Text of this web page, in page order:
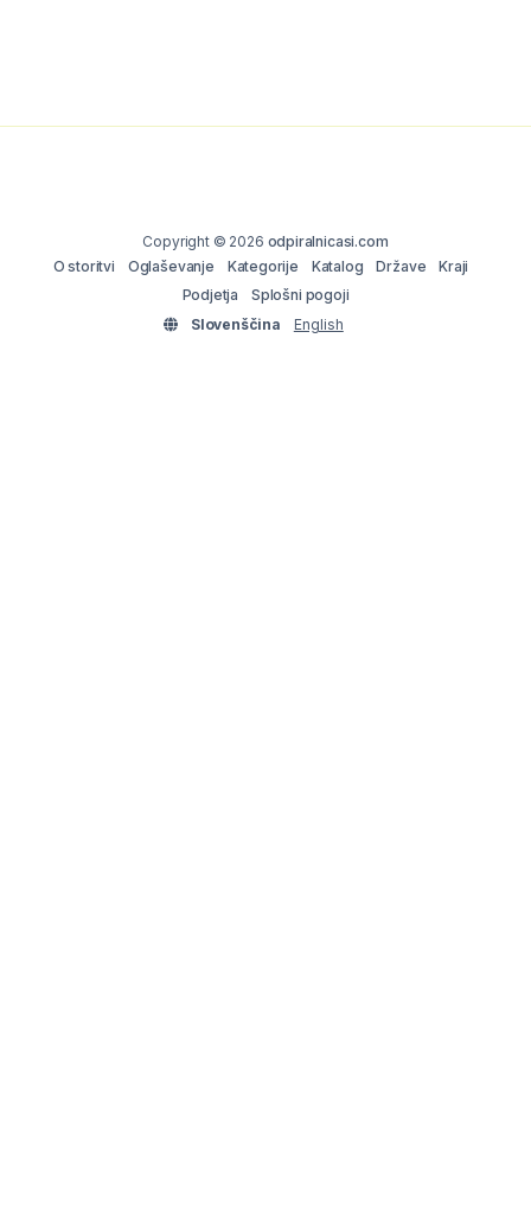
Copyright © 2026 odpiralnicasi.com
O storitvi
Oglaševanje Kategorije Katalog Države
Kraji
Podjetja
Splošni pogoji
Slovenščina
English